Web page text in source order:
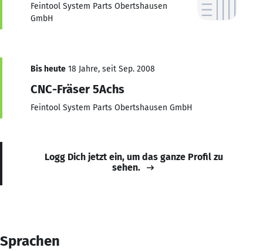
Feintool System Parts Obertshausen
GmbH
Bis heute 18 Jahre, seit Sep. 2008
CNC-Fräser 5Achs
Feintool System Parts Obertshausen GmbH
Logg Dich jetzt ein, um das ganze Profil zu
sehen.
Sprachen